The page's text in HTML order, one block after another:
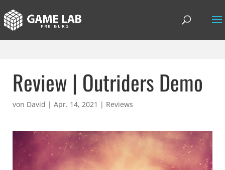
Review | Outriders Demo
von David | Apr. 14, 2021 | Reviews